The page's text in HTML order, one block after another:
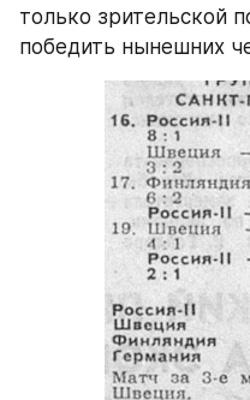
только зрительской
победить нынешних